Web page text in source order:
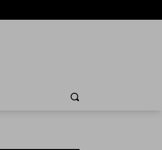
Cerca